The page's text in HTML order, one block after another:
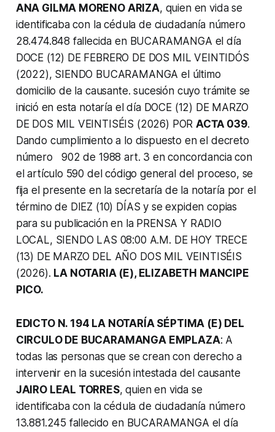
ANA GILMA MORENO ARIZA, quien en vida se
identificaba con la cédula de ciudadanía número
28.474.848 fallecida en BUCARAMANGA el día
DOCE (12) DE FEBRERO DE DOS MIL VEINTIDÓS
(2022), SIENDO BUCARAMANGA el último
domicilio de la causante. sucesión cuyo trámite se
inició en esta notaría el día DOCE (12) DE MARZO
DE DOS MIL VEINTISÉIS (2026) PORACТА 039.
Dando cumplimiento a lo dispuesto en el decreto
número 902 de 1988 art. 3 en concordancia con
el artículo 590 del código general del proceso, se
fija el presente en la secretaría de la notaría por el
término de DIEZ (10) DÍAS y se expiden copias
para su publicación en la PRENSA Y RADIO
LOCAL, SIENDO LAS 08:00 A.M. DE HOY TRECE
(13) DE MARZO DEL AÑO DOS MIL VEINTISÉIS
(2026). LA NOTARIA (E), ELIZABETH MANCIPE
PICO.
EDICTO N. 194 LA NOTARÍA SÉPTIMA (E) DEL
CIRCULO DE BUCARAMANGA EMPLAZA: A
todas las personas que se crean con derecho a
intervenir en la sucesión intestada del causante
JAIRO LEAL TORRES, quien en vida se
identificaba con la cédula de ciudadanía número
13.881.245 fallecido en BUCARAMANGA el día